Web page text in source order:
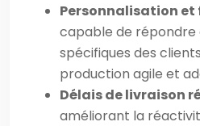
Personnalisation
capable de répondre
spécifiques des
production agile et
Délais de livraison
améliorant la